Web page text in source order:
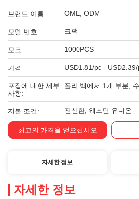
브랜드 이름: OME, ODM
모델 번호: 크팩
모크: 1000PCS
가격: USD1.81/pc - USD2.39/
포장에 대한 세부
사항:
폴리 백에서 1개 부분,
지불 조건: 전신환, 웨스턴 유니온
최고의 가격을 얻으십시오
자세한 정보
자세한 정보